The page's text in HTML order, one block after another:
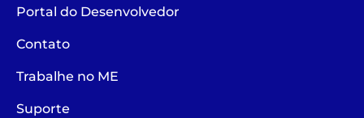
Portal do Desenvolvedor
Contato
Trabalhe no ME
Suporte